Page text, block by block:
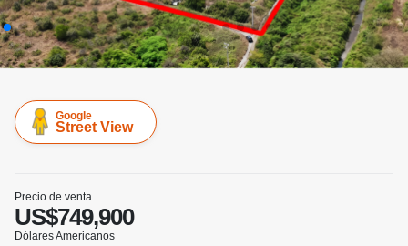
Google
Street View
Precio de venta
US$749,900
Dólares Americanos